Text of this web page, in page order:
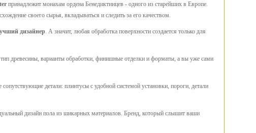
принадлежит монахам ордена Бенедиктинцев - одного из старейших в Европе.
своего сырья, вкладываться и следить за его качеством.
дизайнер. А значит, любая обработка поверхности создается только для
древесины, варианты обработки, финишные отделки и форматы, а вы уже сами
детали: плинтусы с удобной системой установки, пороги, детали
дизайн пола из шикарных материалов. Бренд, который слышит ваши